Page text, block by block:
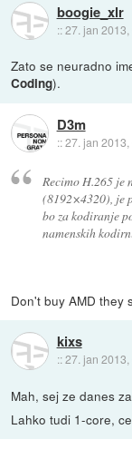
boogie_xlr
::27. jan 2013,
Zato se neuradno
Coding).
D3m
::27. jan 2013,
Recimo H.265 je
(8192×4320), je
bo za kodiranje
namenskih
Don't buy AMD they
kixs
::27. jan 2013,
Mah, sej ze danes
Lahko tudi 1-core,